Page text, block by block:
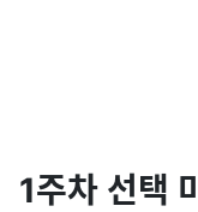
1주차 선택